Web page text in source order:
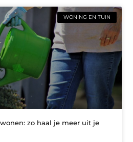
WONING EN TUIN
zo haal je meer uit je